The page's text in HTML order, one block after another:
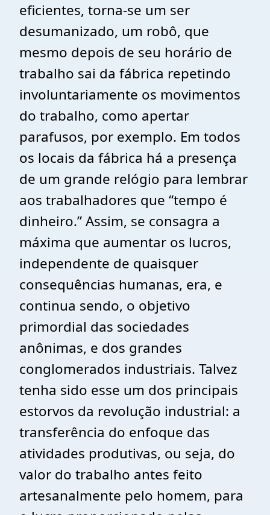
eficientes, torna-se um ser
desumanizado, um robô, que
mesmo depois de seu horário de
trabalho sai da fábrica repetindo
involuntariamente os movimentos
do trabalho, como apertar
parafusos, por exemplo. Em todos
os locais da fábrica há a presença
de um grande relógio para lembrar
aos trabalhadores que “tempo é
dinheiro.” Assim, se consagra a
máxima que aumentar os lucros,
independente de quaisquer
consequências humanas, era, e
continua sendo, o objetivo
primordial das sociedades
anônimas, e dos grandes
conglomerados industriais. Talvez
tenha sido esse um dos principais
estorvos da revolução industrial: a
transferência do enfoque das
atividades produtivas, ou seja, do
valor do trabalho antes feito
artesanalmente pelo homem, para